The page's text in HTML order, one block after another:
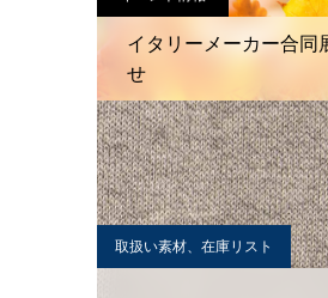
イタリーメーカー合同
せ
取扱い素材、在庫リスト